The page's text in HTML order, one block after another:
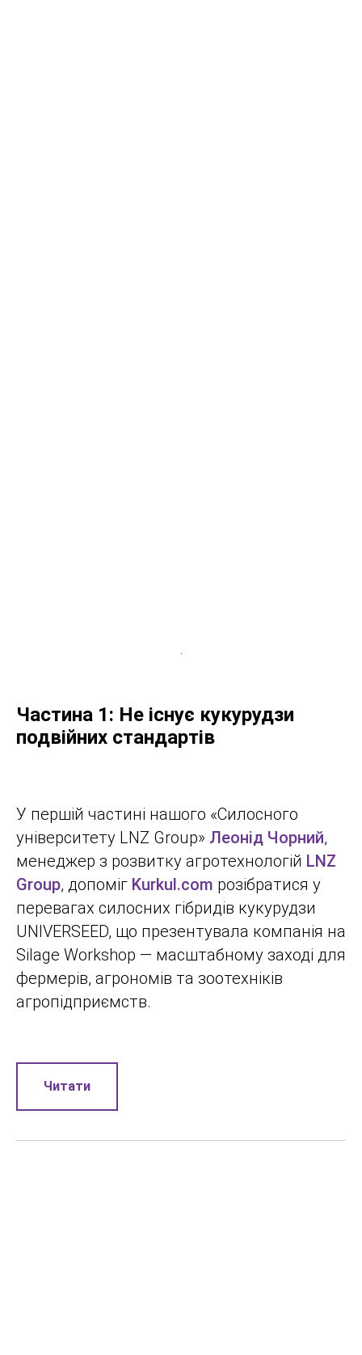
Частина 1: Не існує кукурудзи
подвійних стандартів
У першій частині нашого «Силосного
університету LNZ Group» Леонід Чорний,
менеджер з розвитку агротехнологій LNZ
Group, допоміг Kurkul.com розібратися у
перевагах силосних гібридів кукурудзи
UNIVERSEED, що презентувала компанія на
Silage Workshop — масштабному заході для
фермерів, агрономів та зоотехніків
агропідприємств.
Читати